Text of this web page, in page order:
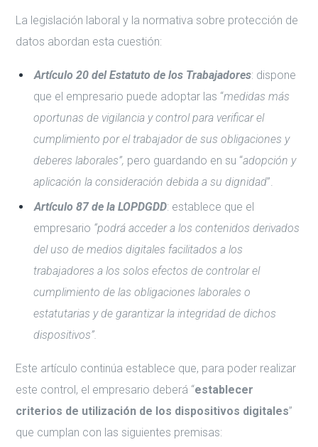
La legislación laboral y la normativa sobre protección de
datos abordan esta cuestión:
Artículo 20 del Estatuto de los Trabajadores: dispone
que el empresario puede adoptar las “medidas más
oportunas de vigilancia y control para verificar el
cumplimiento por el trabajador de sus obligaciones y
deberes laborales”, pero guardando en su “adopción y
aplicación la consideración debida a su dignidad”.
Artículo 87 de la LOPDGDD: establece que el
empresario “podrá accedera los contenidos derivados
del uso de medios digitales facilitados a los
trabajadores a los solos efectos de controlar el
cumplimiento de las obligaciones laborales o
estatutarias y de garantizar la integridad de dichos
dispositivos”.
Este artículo continúa establece que, para poder realizar
este control, el empresario deberá “establecer
criterios de utilización de los dispositivos digitales”
que cumplan con las siguientes premisas: